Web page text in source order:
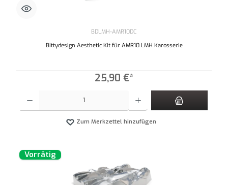
BDLMH-AMR10DC
Bittydesign Aesthetic Kit für AMR10 LMH Karosserie
25,90 €*
Zum Merkzettel hinzufügen
Vorrätig